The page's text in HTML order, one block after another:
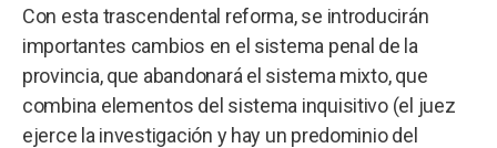
Con esta trascendental reforma, se introducirán
importantes cambios en el sistema penal de la
provincia, que abandonará el sistema mixto, que
combina elementos del sistema inquisitivo (el juez
ejerce la investigación y hay un predominio del